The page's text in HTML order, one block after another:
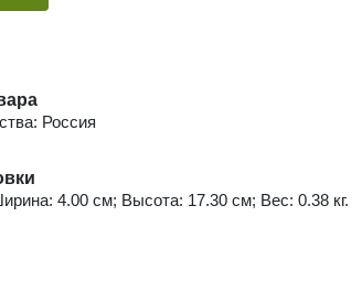
Россия
4.00 см; Высота: 17.30 см; Вес: 0.38 кг.